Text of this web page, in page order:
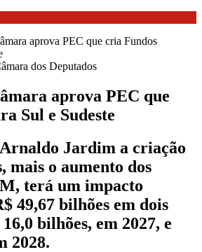
dos Deputados
aprova PEC que
Sul e Sudeste
Jardim a criação
mais o aumento dos
terá um impacto
49,67 bilhões em dois
bilhões, em 2027, e
2028.